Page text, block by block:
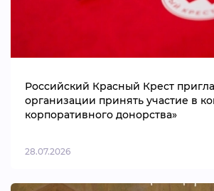
Российский Красный Крест
организации принять участие в
корпоративного донорства»
28.07.2026